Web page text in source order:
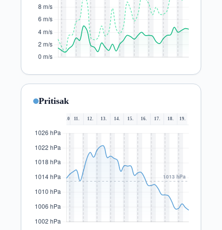
Pritisak
10. 11. 12. 13. 14. 15. 16. 17. 18. 19.